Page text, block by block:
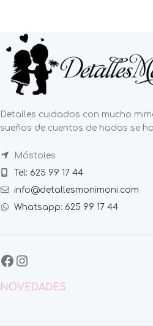
Detalles cuidados con mucho
sueños de cuentos de hadas se
Móstoles
Tel: 625 99 17 44
info@detallesmonimoni.com
Whatsapp: 625 99 17 44
NOVEDADES